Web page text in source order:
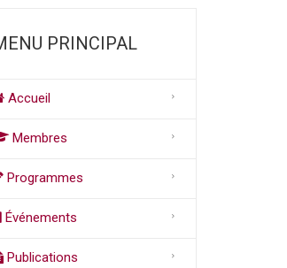
PRINCIPAL
Accueil
Membres
Programmes
Événements
Publications